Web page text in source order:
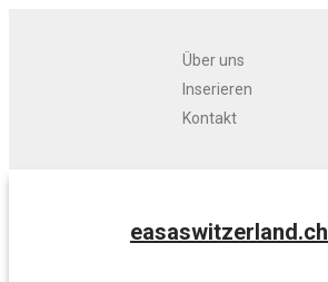
Über uns
Inserieren
Kontakt
easaswitzerland.ch